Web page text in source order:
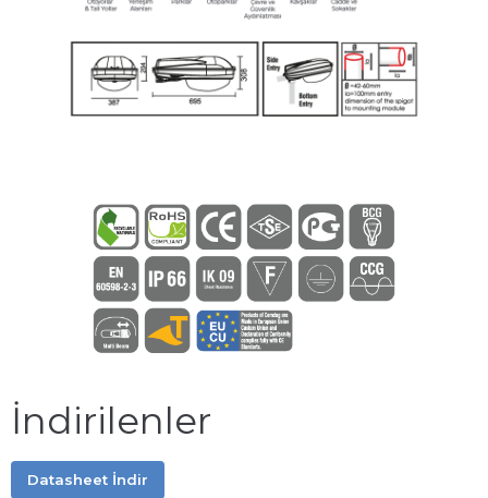
İndirilenler
Datasheet İndir